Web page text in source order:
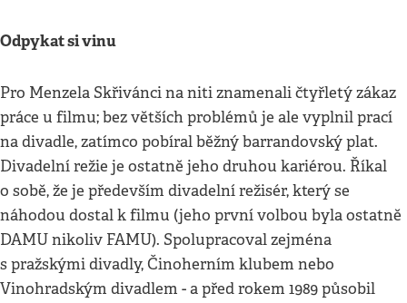
Odpykat si vinu
Pro Menzela Skřivánci na niti znamenali čtyřletý zákaz
práce u filmu; bez větších problémů je ale vyplnil prací
na divadle, zatímco pobíral běžný barrandovský plat.
Divadelní režie je ostatně jeho druhou kariérou. Říkal
o sobě, že je především divadelní režisér, který se
náhodou dostal k filmu (jeho první volbou byla ostatně
DAMU nikoliv FAMU). Spolupracoval zejména
s pražskými divadly, Činoherním klubem nebo
Vinohradským divadlem - a před rokem 1989 působil